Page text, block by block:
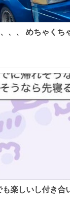
、、 めちゃくち
だし、、 中も何
で数十年お疲れ
楽しいし付き合
けど(同棲前は1
かったのはこれ